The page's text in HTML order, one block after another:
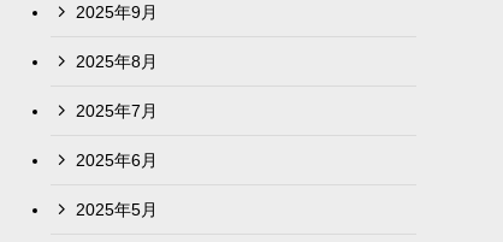
2025年9月
2025年8月
2025年7月
2025年6月
2025年5月